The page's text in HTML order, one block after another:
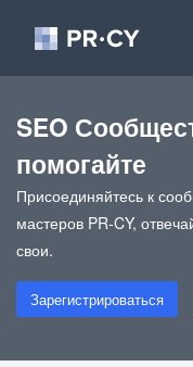
SEO
помогайте
Присоединяйтесь к
мастеров PR-CY,
свои.
Зарегистрироваться